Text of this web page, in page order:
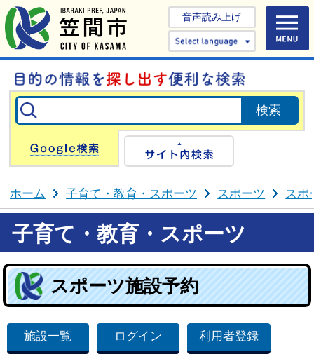
音声読み上げ
Select
Google検索
ホーム 子育て・教育・スポーツ スポーツ スポ
子育て・教育・スポーツ
スポーツ施設予約
施設一覧 ログイン 利用者登録